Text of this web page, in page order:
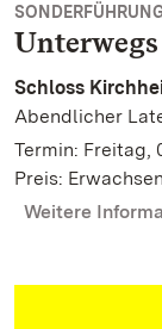
Schloss
Abendlicher
Termin: Freitag,
Preis:
Weitere